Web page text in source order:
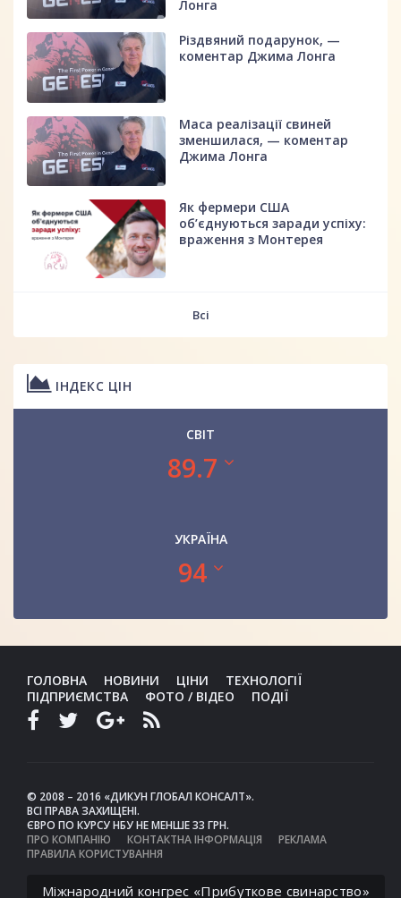
Лонга
Різдвяний подарунок, —
коментар Джима Лонга
Маса реалізації свиней
зменшилася, — коментар
Джима Лонга
Як фермери США
об’єднуються заради успіху:
враження з Монтерея
Всі
ІНДЕКС ЦІН
СВІТ
89.7
УКРАЇНА
94
ГОЛОВНА НОВИНИ ЦІНИ
ТЕХНОЛОГІЇ
ПІДПРИЄМСТВА
ФОТО / ВІДЕО ПОДІЇ
© 2008 – 2016 «ДИКУН ГЛОБАЛ КОНСАЛТ».
ВСІ ПРАВА ЗАХИЩЕНІ.
ЄВРО ПО КУРСУ НБУ НЕ МЕНШЕ 33 ГРН.
ПРО КОМПАНІЮ
КОНТАКТНА ІНФОРМАЦІЯ
РЕКЛАМА
ПРАВИЛА КОРИСТУВАННЯ
Міжнародний конгрес «Прибуткове свинарство»